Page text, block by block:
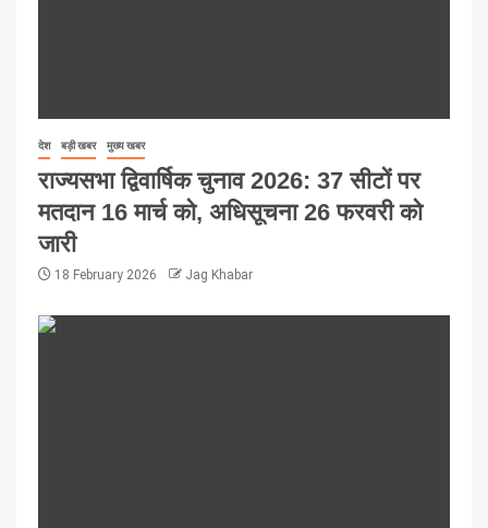
देश बड़ी खबर मुख्य खबर
राज्यसभा द्विवार्षिक चुनाव 2026: 37 सीटों पर
मतदान 16 मार्च को, अधिसूचना 26 फरवरी को
जारी
18 February 2026 Jag Khabar